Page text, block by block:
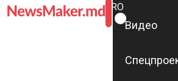
ROMÂNĂ
RU
Видео